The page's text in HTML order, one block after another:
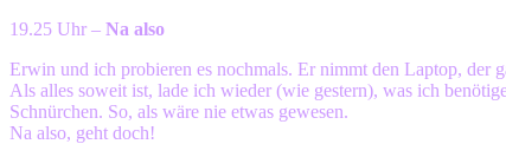
19.25 Uhr – Na also
Erwin und ich probieren es nochmals. Er nimmt den Laptop, der
Als alles soweit ist, lade ich wieder (wie gestern), was ich
Schnürchen. So, als wäre nie etwas gewesen.
Na also, geht doch!